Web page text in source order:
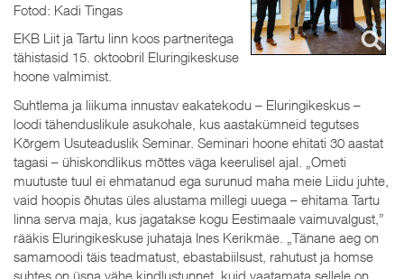
Fotod: Kadi Tingas
EKB Liit ja Tartu linn koos partneritega
tähistasid 15. oktoobril Eluringikeskuse
hoone valmimist.
Suhtlema ja liikuma innustav eakatekodu – Eluringikeskus –
loodi tähenduslikule asukohale, kus aastakümneid tegutses
Kõrgem Usuteaduslik Seminar. Seminari hoone ehitati 30 aastat
tagasi – ühiskondlikus mõttes väga keerulisel ajal. „Ometi
muutuste tuul ei ehmatanud ega surunud maha meie Liidu juhte,
vaid hoopis õhutas üles alustama millegi uuega – ehitama Tartu
linna serva maja, kus jagatakse kogu Eestimaale vaimuvalgust,”
rääkis Eluringikeskuse juhataja Ines Kerikmäe. „Tänane aeg on
samamoodi täis teadmatust, ebastabiilsust, rahutust ja homse
suhtes on üsna vähe kindlustunnet, kuid vaatamata sellele on